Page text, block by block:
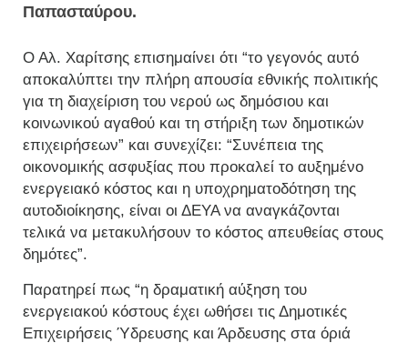
Παπασταύρου.
Ο Αλ. Χαρίτσης επισημαίνει ότι “το γεγονός αυτό
αποκαλύπτει την πλήρη απουσία εθνικής πολιτικής
για τη διαχείριση του νερού ως δημόσιου και
κοινωνικού αγαθού και τη στήριξη των δημοτικών
επιχειρήσεων” και συνεχίζει: “Συνέπεια της
οικονομικής ασφυξίας που προκαλεί το αυξημένο
ενεργειακό κόστος και η υποχρηματοδότηση της
αυτοδιοίκησης, είναι οι ΔΕΥΑ να αναγκάζονται
τελικά να μετακυλήσουν το κόστος απευθείας στους
δημότες”.
Παρατηρεί πως “η δραματική αύξηση του
ενεργειακού κόστους έχει ωθήσει τις Δημοτικές
Επιχειρήσεις Ύδρευσης και Άρδευσης στα όριά